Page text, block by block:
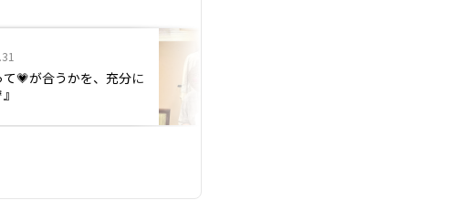
て💗が合うかを、充分に